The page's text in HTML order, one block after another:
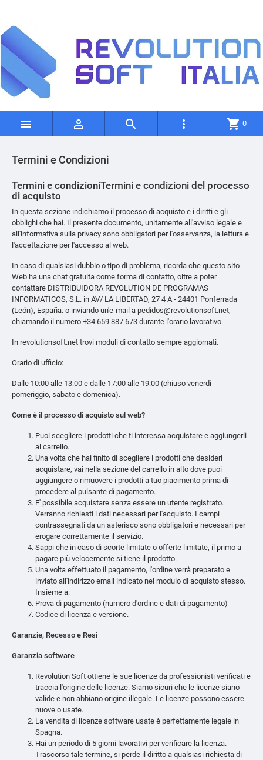
    shopping_cart 0
Termini e Condizioni
Termini e condizioniTermini e condizioni del processo
di acquisto
In questa sezione indichiamo il processo di acquisto e i diritti e gli
obblighi che hai. Il presente documento, unitamente all'avviso legale e
all'informativa sulla privacy sono obbligatori per l'osservanza, la lettura e
l'accettazione per l'accesso al web.
In caso di qualsiasi dubbio o tipo di problema, ricorda che questo sito
Web ha una chat gratuita come forma di contatto, oltre a poter
contattare DISTRIBUIDORA REVOLUTION DE PROGRAMAS
INFORMATICOS, S.L. in AV/ LA LIBERTAD, 27 4 A - 24401 Ponferrada
(León), España. o inviando un'e-mail a pedidos@revolutionsoft.net,
chiamando il numero +34 659 887 673 durante l'orario lavorativo.
In revolutionsoft.net trovi moduli di contatto sempre aggiornati.
Orario di ufficio:
Dalle 10:00 alle 13:00 e dalle 17:00 alle 19:00 (chiuso venerdì
pomeriggio, sabato e domenica).
Come è il processo di acquisto sul web?
Puoi scegliere i prodotti che ti interessa acquistare e aggiungerli
al carrello.
Una volta che hai finito di scegliere i prodotti che desideri
acquistare, vai nella sezione del carrello in alto dove puoi
aggiungere o rimuovere i prodotti a tuo piacimento prima di
procedere al pulsante di pagamento.
E' possibile acquistare senza essere un utente registrato.
Verranno richiesti i dati necessari per l'acquisto. I campi
contrassegnati da un asterisco sono obbligatori e necessari per
erogare correttamente il servizio.
Sappi che in caso di scorte limitate o offerte limitate, il primo a
pagare più velocemente si tiene il prodotto.
Una volta effettuato il pagamento, l'ordine verrà preparato e
inviato all'indirizzo email indicato nel modulo di acquisto stesso.
Insieme a:
Prova di pagamento (numero d'ordine e dati di pagamento)
Codice di licenza e versione.
Garanzie, Recesso e Resi
Garanzia software
Revolution Soft ottiene le sue licenze da professionisti verificati e
traccia l'origine delle licenze. Siamo sicuri che le licenze siano
valide e non abbiano origine illegale. Le licenze possono essere
nuove o usate.
La vendita di licenze software usate è perfettamente legale in
Spagna.
Hai un periodo di 5 giorni lavorativi per verificare la licenza.
Trascorso tale termine, si perde il diritto a qualsiasi richiesta di